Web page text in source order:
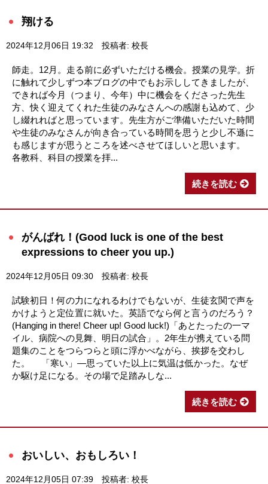
翔ける
2024年12月06日 19:32 投稿者: 校長
師走。12月。走る前に必ずいただける機会。授業の見学。折
に触れて少しずつ本ブログの中でもお示ししてきましたが、
できれば今月（つまり、今年）中に機会をくださった先生
方、快く迎えてくれた生徒のみなさんへの感謝も込めて、少
し綴れればと思っています。先生方がご準備いただいた時間
や生徒のみなさんが向き合っている時間を思うと少し不遜に
も感じますが思うところを述べさせてほしいと思います。
各教科、科目の授業を拝...
続きを読む
がんばれ！(Good luck is one of the best
expressions to cheer you up.)
2024年12月05日 09:30 投稿者: 校長
試験初日！何の力になれるわけでもないが、生徒玄関で声を
かけようと定位置に就いた。英語でなら何と言うのだろう？
(Hanging in there! Cheer up! Good luck!)「あとたったの一マ
イル、病院への見舞、明日の試合」。2年生が携えている問
題集のことをつらつらと頭に浮かべながら、挨拶を交わし
た。 「寒い」―思っていた以上に気温は低かった。なぜ
か駆け足になる。その場で足踏みしな...
続きを読む
おいしい、おもしろい！
2024年12月05日 07:39 投稿者: 校長